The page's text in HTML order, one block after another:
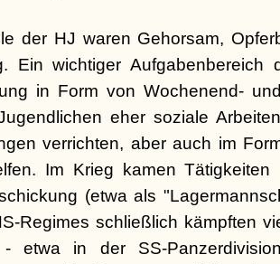
der HJ waren Gehorsam,
Ein wichtiger
in Form von Wochenend-
eher soziale
verrichten, aber auch im
Im Krieg kamen
(etwa als
Regimes schließlich kämpften
etwa in der SS-